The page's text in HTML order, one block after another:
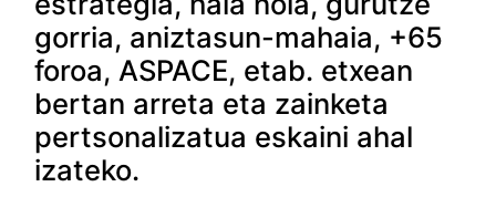
gorria, aniztasun-mahaia, +65
foroa, ASPACE, etab. etxean
bertan arreta eta zainketa
pertsonalizatua eskaini ahal
izateko.